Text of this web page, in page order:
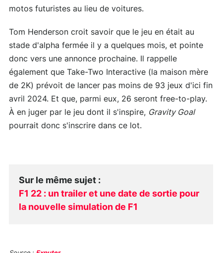
motos futuristes au lieu de voitures.
Tom Henderson croit savoir que le jeu en était au
stade d'alpha fermée il y a quelques mois, et pointe
donc vers une annonce prochaine. Il rappelle
également que Take-Two Interactive (la maison mère
de 2K) prévoit de lancer pas moins de 93 jeux d'ici fin
avril 2024. Et que, parmi eux, 26 seront free-to-play.
À en juger par le jeu dont il s'inspire, Gravity Goal
pourrait donc s'inscrire dans ce lot.
Sur le même sujet :
F1 22 : un trailer et une date de sortie pour
la nouvelle simulation de F1